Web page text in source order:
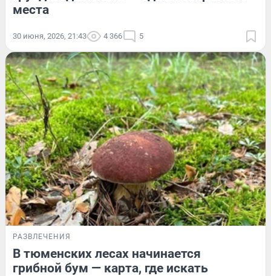
места
30 июня, 2026, 21:43 4 366 5
РАЗВЛЕЧЕНИЯ
В тюменских лесах начинается
грибной бум — карта, где искать